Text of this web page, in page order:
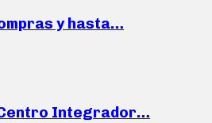
y hasta…
Centro Integrador…